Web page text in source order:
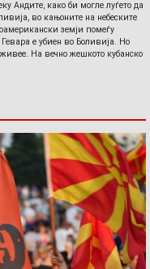
Андите, како би могле луѓето да
во кањоните на небеските
земји помеѓу
е убиен во Боливија. Но
На вечно жешкото кубанско